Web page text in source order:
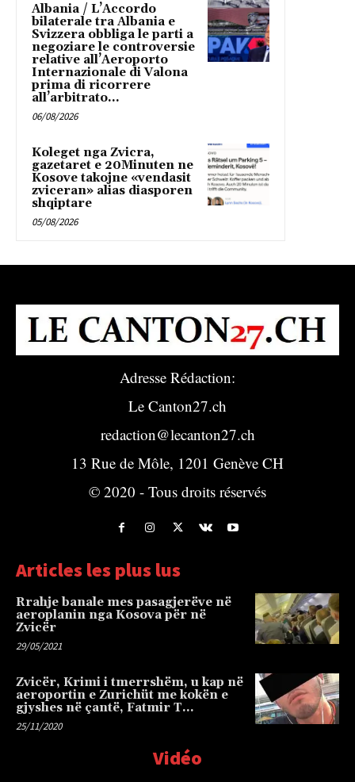
Albania / L’Accordo
bilaterale tra Albania e
Svizzera obbliga le parti a
negoziare le controversie
relative all’Aeroporto
Internazionale di Valona
prima di ricorrere
all’arbitrato...
06/08/2026
Koleget nga Zvicra,
gazetaret e 20Minuten ne
Kosove takojne «vendasit
zviceran» alias diasporen
shqiptare
05/08/2026
Adresse Rédaction:
Le Canton27.ch
redaction@lecanton27.ch
13 Rue de Môle, 1201 Genève CH
© 2020 - Tous droits réservés
Articles les plus lus
Rrahje banale mes pasagjerëve në
aeroplanin nga Kosova për në
Zvicër
29/05/2021
Zvicër, Krimi i tmerrshëm, u kap në
aeroportin e Zurichüt me kokën e
gjyshes në çantë, Fatmir T…
25/11/2020
Vidéo